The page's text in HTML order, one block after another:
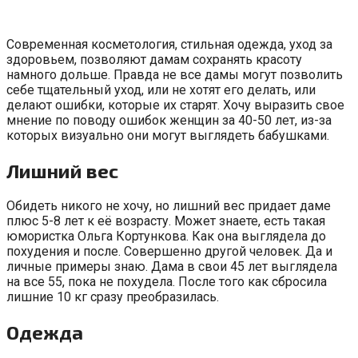
Современная косметология, стильная одежда, уход за
здоровьем, позволяют дамам сохранять красоту
намного дольше. Правда не все дамы могут позволить
себе тщательный уход, или не хотят его делать, или
делают ошибки, которые их старят. Хочу выразить свое
мнение по поводу ошибок женщин за 40-50 лет, из-за
которых визуально они могут выглядеть бабушками.
Лишний вес
Обидеть никого не хочу, но лишний вес придает даме
плюс 5-8 лет к её возрасту. Может знаете, есть такая
юмористка Ольга Кортункова. Как она выглядела до
похудения и после. Совершенно другой человек. Да и
личные примеры знаю. Дама в свои 45 лет выглядела
на все 55, пока не похудела. После того как сбросила
лишние 10 кг сразу преобразилась.
Одежда